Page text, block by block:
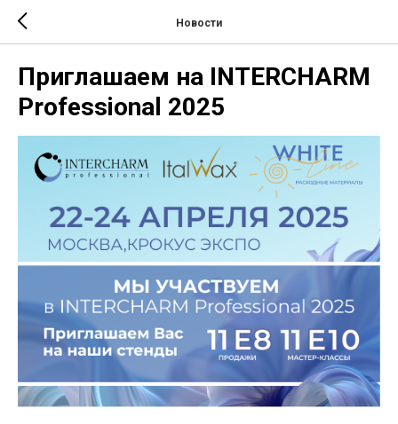
Новости
Приглашаем на INTERCHARM
Professional 2025